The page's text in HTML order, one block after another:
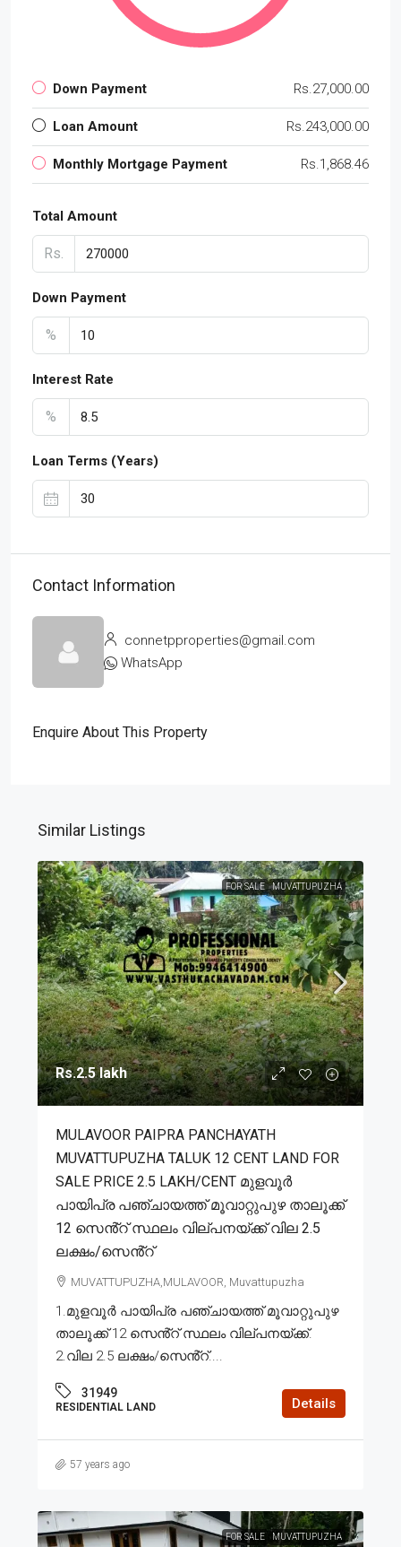
Down Payment Rs.27,000.00
Loan Amount Rs.243,000.00
Monthly Mortgage Payment Rs.1,868.46
Total Amount
Rs.
Down Payment
%
Interest Rate
%
Loan Terms (Years)
Contact Information
connetpproperties@gmail.com
WhatsApp
Enquire About This Property
Similar Listings
FOR SALE MUVATTUPUZHA
Rs.2.5 lakh
MULAVOOR PAIPRA PANCHAYATH
MUVATTUPUZHA TALUK 12 CENT LAND FOR
SALE PRICE 2.5 LAKH/CENT മുളവൂർ
പായിപ്ര പഞ്ചായത്ത് മൂവാറ്റുപുഴ താലൂക്ക്
12 സെൻ്റ് സ്ഥലം വില്പനയ്ക്ക് വില 2.5
ലക്ഷം/സെൻ്റ്
MUVATTUPUZHA,MULAVOOR, Muvattupuzha
1.മുളവൂർ പായിപ്ര പഞ്ചായത്ത് മൂവാറ്റുപുഴ
താലൂക്ക് 12 സെൻ്റ് സ്ഥലം വില്പനയ്ക്ക്.
2.വില 2.5 ലക്ഷം/സെൻ്റ്....
31949
RESIDENTIAL LAND Details
57 years ago
FOR SALE MUVATTUPUZHA